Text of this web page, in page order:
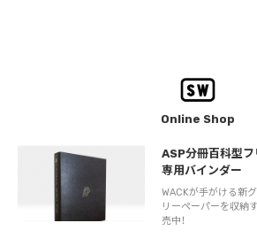
Online Shop
ASP分冊百科型
専用バインダー
WACKが手がける新
リーペーパーを収納
売中！